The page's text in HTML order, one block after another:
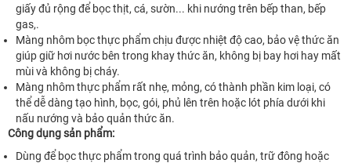
giấy đủ rộng để bọc thịt, cá, sườn... khi nướng trên bếp than, bếp
gas,.
Màng nhôm bọc thực phẩm chịu được nhiệt độ cao, bảo vệ thức ăn
giúp giữ hơi nước bên trong khay thức ăn, không bị bay hơi hay mất
mùi và không bị cháy.
Màng nhôm thực phẩm rất nhẹ, mỏng, có thành phần kim loại, có
thể dễ dàng tạo hình, bọc, gói, phủ lên trên hoặc lót phía dưới khi
nấu nướng và bảo quản thức ăn.
Công dụng sản phẩm:
Dùng để bọc thực phẩm trong quá trình bảo quản, trữ đông hoặc